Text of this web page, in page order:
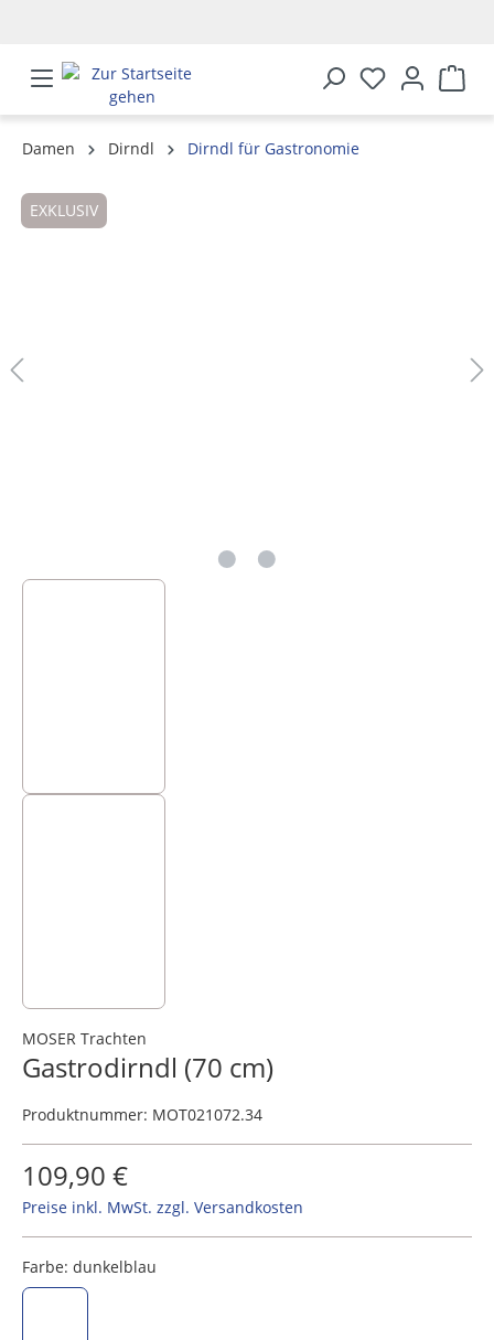
Damen Dirndl
Dirndl für Gastronomie
EXKLUSIV
MOSER Trachten
Gastrodirndl (70 cm)
Produktnummer: MOT021072.34
109,90 €
Preise inkl. MwSt. zzgl. Versandkosten
Farbe: dunkelblau